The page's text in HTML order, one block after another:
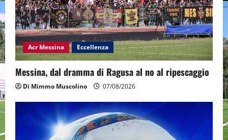
Acr Messina Eccellenza
Messina, dal dramma di Ragusa al no al ripescaggio
Di Mimmo Muscolino 07/08/2026